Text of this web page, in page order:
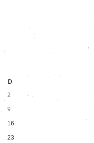
D
2
9
16
23